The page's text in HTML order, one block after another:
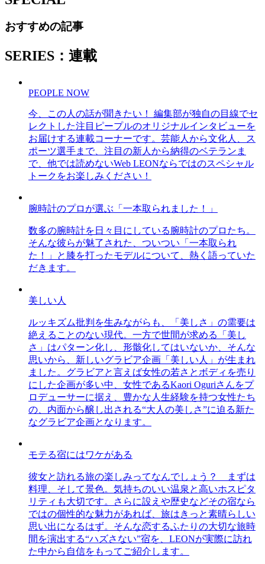
おすすめの記事
SERIES：連載
PEOPLE NOW
今、この人の話が聞きたい！ 編集部が独自の目線でセ
レクトした注目ピープルのオリジナルインタビューを
お届けする連載コーナーです。芸能人から文化人、ス
ポーツ選手まで、注目の新人から納得のベテランま
で、他では読めないWeb LEONならではのスペシャル
トークをお楽しみください！
腕時計のプロが選ぶ「一本取られました！」
数多の腕時計を日々目にしている腕時計のプロたち。
そんな彼らが魅了された、ついつい「一本取られ
た！」と膝を打ったモデルについて、熱く語っていた
だきます。
美しい人
ルッキズム批判を生みながらも、「美しさ」の需要は
絶えることのない現代。一方で世間が求める「美し
さ」はパターン化し、形骸化してはいないか、そんな
思いから、新しいグラビア企画「美しい人」が生まれ
ました。グラビアと言えば女性の若さとボディを売り
にした企画が多い中、女性であるKaori Oguriさんをプ
ロデューサーに据え、豊かな人生経験を持つ女性たち
の、内面から醸し出される“大人の美しさ”に迫る新た
なグラビア企画となります。
モテる宿にはワケがある
彼女と訪れる旅の楽しみってなんでしょう？ まずは
料理、そして景色。気持ちのいい温泉と高いホスピタ
リティも大切です。さらに設えや歴史などその宿なら
ではの個性的な魅力があれば、旅はきっと素晴らしい
思い出になるはず。そんな恋するふたりの大切な旅時
間を演出する“ハズさない”宿を、LEONが実際に訪れ
た中から自信をもってご紹介します。